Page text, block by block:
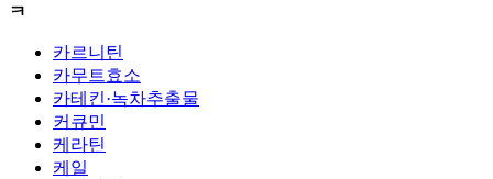
ㅋ
카르니틴
카무트효소
카테킨·녹차추출물
커큐민
케라틴
케일